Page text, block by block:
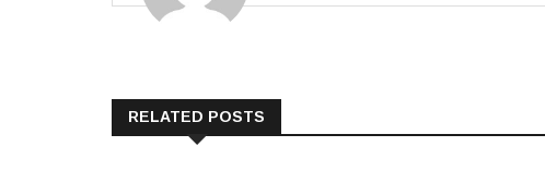
RELATED POSTS